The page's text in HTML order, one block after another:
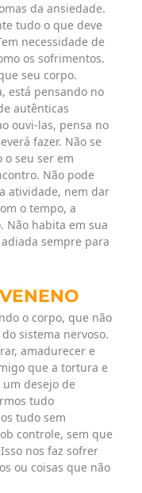
da ansiedade.
tudo o que deve
necessidade de
os sofrimentos.
seu corpo.
está pensando no
autênticas
ouvi-las, pensa no
fazer. Não se
o seu ser em
Não pode
atividade, nem dar
o tempo, a
Não habita em sua
sempre para
o corpo, que não
sistema nervoso.
amadurecer e
que a tortura e
desejo de
tudo
tudo sem
controle, sem que
nos faz sofrer
ou coisas que não